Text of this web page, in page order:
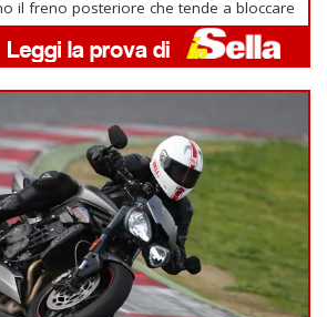
il freno posteriore che tende a bloccare